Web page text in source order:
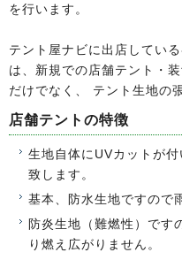
を行います。
テント屋ナビに出店してい
は、新規での店舗テント・
だけでなく、 テント生地の
店舗テントの特徴
生地自体にUVカットが
致します。
基本、防水生地ですので
防炎生地（難燃性）です
り燃え広がりません。